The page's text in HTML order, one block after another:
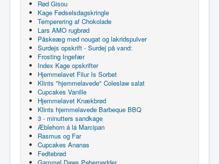
Rød Gisou
Kage Fødselsdagskringle
Temperering af Chokolade
Lars AMO rugbrød
Påskeæg med nougat og lakridspulver
Surdejs opskrift - Surdej på vand:
Frosting Ingefær
Index Kage opskrifter
Hjemmelavet Filur Is Sorbet
Klints "hjemmelavede" Coleslaw salat
Cupcakes Vanille
Hjemmelavet Knækbrød
Klints hjemmelavede Barbeque BBQ
3 - minutters sandkage
Æblehorn á lá Marcipan
Rasmus og Far
Cupcakes Ananas
Fedtebrød